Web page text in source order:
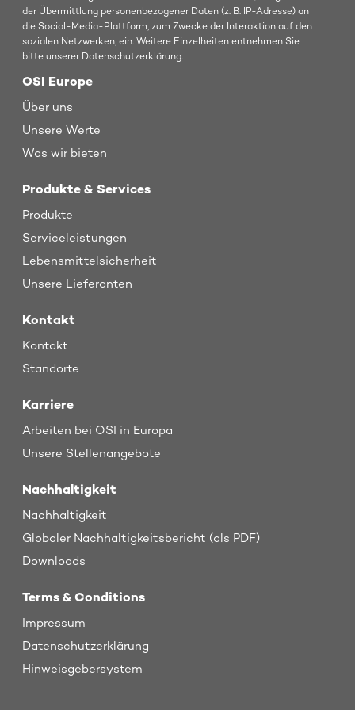
der Übermittlung personenbezogener Daten (z. B. IP-Adresse) an
die Social-Media-Plattform, zum Zwecke der Interaktion auf den
sozialen Netzwerken, ein. Weitere Einzelheiten entnehmen Sie
bitte unserer Datenschutzerklärung.
OSI Europe
Über uns
Unsere Werte
Was wir bieten
Produkte & Services
Produkte
Serviceleistungen
Lebensmittelsicherheit
Unsere Lieferanten
Kontakt
Kontakt
Standorte
Karriere
Arbeiten bei OSI in Europa
Unsere Stellenangebote
Nachhaltigkeit
Nachhaltigkeit
Globaler Nachhaltigkeitsbericht (als PDF)
Downloads
Terms & Conditions
Impressum
Datenschutzerklärung
Hinweisgebersystem